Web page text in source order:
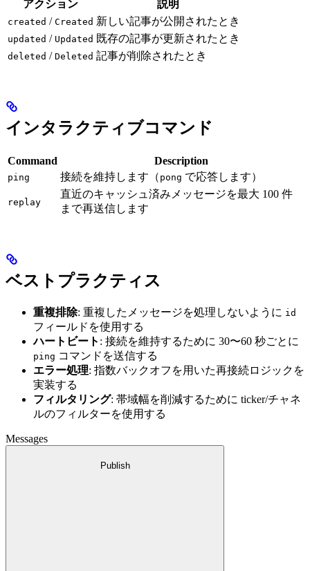
アクション 説明
created / Created 新しい記事が公開されたとき
updated / Updated 既存の記事が更新されたとき
deleted / Deleted 記事が削除されたとき
インタラクティブコマンド
Command Description
ping 接続を維持します（ pong で応答します）
replay
直近のキャッシュ済みメッセージを最大 100 件
まで再送信します
ベストプラクティス
重複排除: 重複したメッセージを処理しないように id
フィールドを使用する
ハートビート : 接続を維持するために 30〜60 秒ごとに
ping コマンドを送信する
エラー処理: 指数バックオフを用いた再接続ロジックを
実装する
フィルタリング: 帯域幅を削減するために ticker/チャネ
ルのフィルターを使用する
Messages
Publish